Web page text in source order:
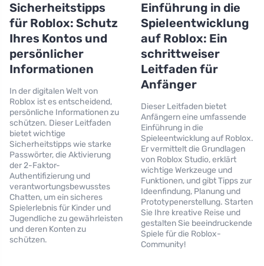
Sicherheitstipps
für Roblox: Schutz
Ihres Kontos und
persönlicher
Informationen
In der digitalen Welt von
Roblox ist es entscheidend,
persönliche Informationen zu
schützen. Dieser Leitfaden
bietet wichtige
Sicherheitstipps wie starke
Passwörter, die Aktivierung
der 2-Faktor-
Authentifizierung und
verantwortungsbewusstes
Chatten, um ein sicheres
Spielerlebnis für Kinder und
Jugendliche zu gewährleisten
und deren Konten zu
schützen.
Einführung in die
Spieleentwicklung
auf Roblox: Ein
schrittweiser
Leitfaden für
Anfänger
Dieser Leitfaden bietet
Anfängern eine umfassende
Einführung in die
Spieleentwicklung auf Roblox.
Er vermittelt die Grundlagen
von Roblox Studio, erklärt
wichtige Werkzeuge und
Funktionen, und gibt Tipps zur
Ideenfindung, Planung und
Prototypenerstellung. Starten
Sie Ihre kreative Reise und
gestalten Sie beeindruckende
Spiele für die Roblox-
Community!